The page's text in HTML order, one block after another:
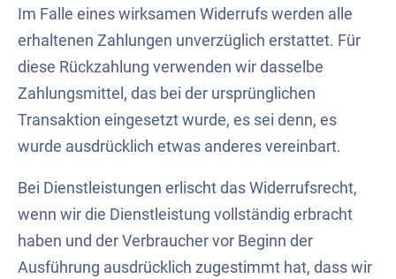
Im Falle eines wirksamen Widerrufs werden alle
erhaltenen Zahlungen unverzüglich erstattet. Für
diese Rückzahlung verwenden wir dasselbe
Zahlungsmittel, das bei der ursprünglichen
Transaktion eingesetzt wurde, es sei denn, es
wurde ausdrücklich etwas anderes vereinbart.
Bei Dienstleistungen erlischt das Widerrufsrecht,
wenn wir die Dienstleistung vollständig erbracht
haben und der Verbraucher vor Beginn der
Ausführung ausdrücklich zugestimmt hat, dass wir